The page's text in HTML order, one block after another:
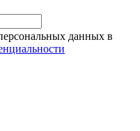
данных в